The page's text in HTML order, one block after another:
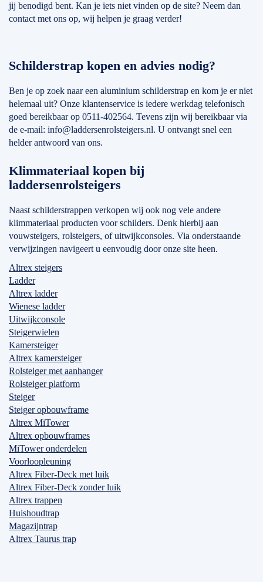
jij benodigd bent. Kan je iets niet vinden op de site? Neem dan
contact met ons op, wij helpen je graag verder!
Schilderstrap kopen en advies nodig?
Ben je op zoek naar een aluminium schilderstrap en kom je er niet
helemaal uit? Onze klantenservice is iedere werkdag telefonisch
goed bereikbaar op 0511-402564. Tevens zijn wij bereikbaar via
de e-mail: info@laddersenrolsteigers.nl. U ontvangt snel een
helder antwoord van ons.
Klimmateriaal kopen bij
laddersenrolsteigers
Naast schilderstrappen verkopen wij ook nog vele andere
klimmateriaal producten voor schilders. Denk hierbij aan
vouwsteigers, rolsteigers, of uitwijkconsoles. Via onderstaande
verwijzingen navigeert u eenvoudig door onze site heen.
Altrex steigers
Ladder
Altrex ladder
Wienese ladder
Uitwijkconsole
Steigerwielen
Kamersteiger
Altrex kamersteiger
Rolsteiger met aanhanger
Rolsteiger platform
Steiger
Steiger opbouwframe
Altrex MiTower
Altrex opbouwframes
MiTower onderdelen
Voorloopleuning
Altrex Fiber-Deck met luik
Altrex Fiber-Deck zonder luik
Altrex trappen
Huishoudtrap
Magazijntrap
Altrex Taurus trap